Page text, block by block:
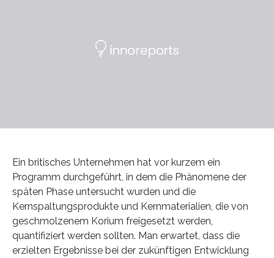
Ein britisches Unternehmen hat vor kurzem ein
Programm durchgeführt, in dem die Phänomene der
späten Phase untersucht wurden und die
Kernspaltungsprodukte und Kernmaterialien, die von
geschmolzenem Korium freigesetzt werden,
quantifiziert werden sollten. Man erwartet, dass die
erzielten Ergebnisse bei der zukünftigen Entwicklung